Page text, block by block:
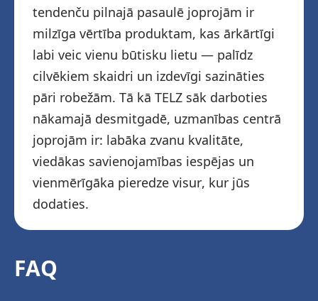
tendenču pilnajā pasaulē joprojām ir
milzīga vērtība produktam, kas ārkārtīgi
labi veic vienu būtisku lietu — palīdz
cilvēkiem skaidri un izdevīgi sazināties
pāri robežām. Tā kā TELZ sāk darboties
nākamajā desmitgadē, uzmanības centrā
joprojām ir: labāka zvanu kvalitāte,
viedākas savienojamības iespējas un
vienmērīgāka pieredze visur, kur jūs
dodaties.
FAQ